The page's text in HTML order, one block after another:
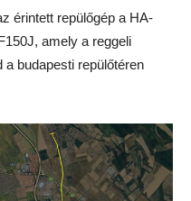
érintett repülőgép a HA-
amely a reggeli
budapesti repülőtéren